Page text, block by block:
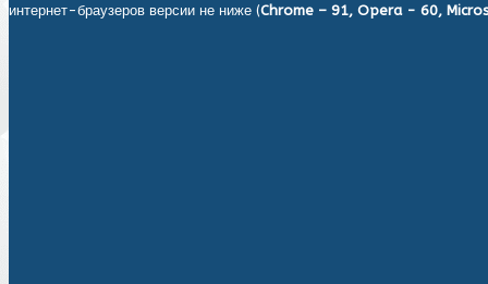
интернет-браузеров версии не ниже (Chrome – 91, Opera - 60,